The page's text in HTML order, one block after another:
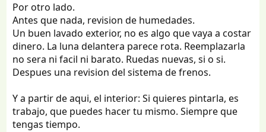
Por otro lado.
Antes que nada, revision de humedades.
Un buen lavado exterior, no es algo que vaya a costar
dinero. La luna delantera parece rota. Reemplazarla
no sera ni facil ni barato. Ruedas nuevas, si o si.
Despues una revision del sistema de frenos.
Y a partir de aqui, el interior: Si quieres pintarla, es
trabajo, que puedes hacer tu mismo. Siempre que
tengas tiempo.